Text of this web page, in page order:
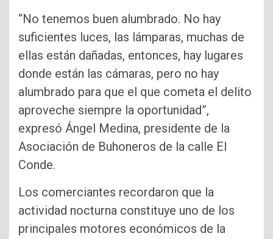
“No tenemos buen alumbrado. No hay
suficientes luces, las lámparas, muchas de
ellas están dañadas, entonces, hay lugares
donde están las cámaras, pero no hay
alumbrado para que el que cometa el delito
aproveche siempre la oportunidad”,
expresó Ángel Medina, presidente de la
Asociación de Buhoneros de la calle El
Conde.
Los comerciantes recordaron que la
actividad nocturna constituye uno de los
principales motores económicos de la